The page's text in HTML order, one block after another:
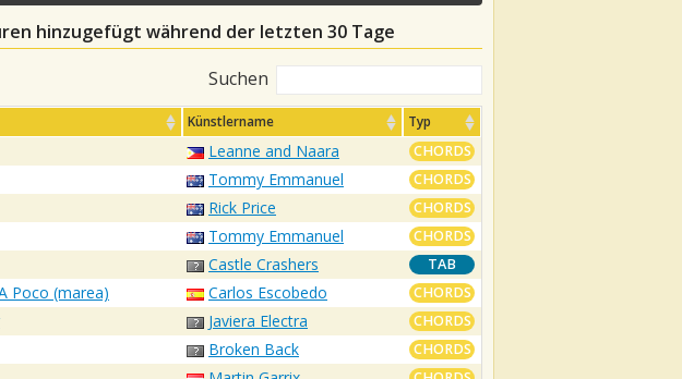
hinzugefügt während der letzten 30 Tage
Suchen
Künstlername Typ
Leanne and Naara CHORDS
Tommy Emmanuel CHORDS
Rick Price CHORDS
Tommy Emmanuel CHORDS
Castle Crashers TAB
Poco (marea) Carlos Escobedo CHORDS
Javiera Electra CHORDS
Broken Back CHORDS